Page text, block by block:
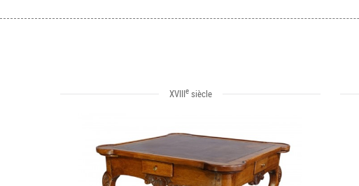
XVIIIesiècle